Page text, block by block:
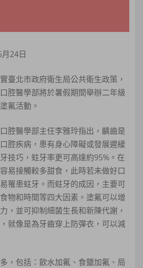
24日
臺北市政府衛生局公共衛生政策，
腔醫學部將於暑假期間舉辦二年級
氟活動。
腔醫學部主任李雅玲指出，齲齒是
腔疾病，患有身心障礙或發展遲緩
技巧，蛀牙率更可高達約95%。在
易接觸較多甜食，此時若未做好口
罹患蛀牙。而蛀牙的成因，主要可
物和時間等四大因素。塗氟可以增
，並可抑制細菌生長和新陳代謝，
就像是為牙齒穿上防彈衣，可以減
，包括：飲水加氟、食鹽加氟、局